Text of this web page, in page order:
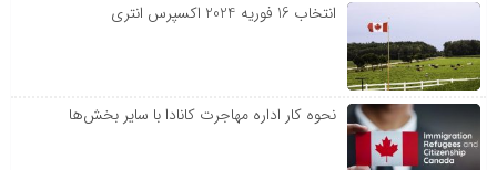
انتخاب 16 فوریه 2024 اکسپرس انتری
نحوه کار اداره مهاجرت کانادا با سایر بخش‌ها